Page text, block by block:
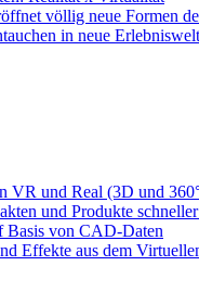
völlig neue Formen
in neue
VR und Real (3D und
und Produkte
Basis von CAD-Daten
Effekte aus dem